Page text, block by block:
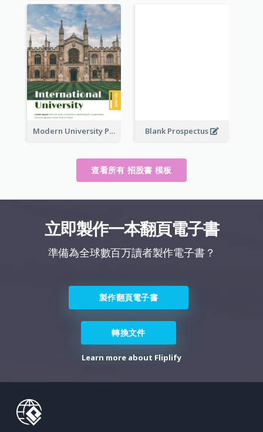
Modern University Prospectus Blank Prospectus
查看所有 招股書 模板
立即製作一本翻頁電子書
準備為全球數百万讀者製作電子書？
製作翻頁電子書
轉換文件
Learn more about Fliplify